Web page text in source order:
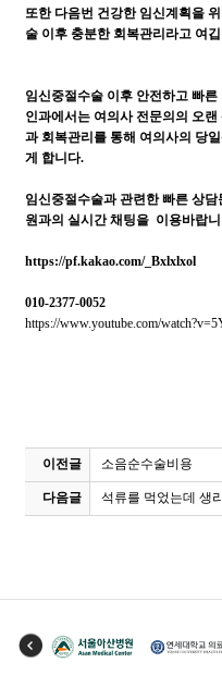
또한 다음번 건강한 임신계획을
술 이후 충분한 회복관리라고 여
임신중절수술 이후 안전하고 빠
인과에서는 여의사 전문의의 오
과 회복관리를 통해 여의사의 당
게 합니다.
임신중절수술과 관련한 빠른 상
원과의 실시간 채팅을 이용바랍
https://pf.kakao.com/_Bxlxlxol
010-2377-0052
https://www.youtube.com/
이전글 소음순수술비용
다음글 석류를 먹었는데 생